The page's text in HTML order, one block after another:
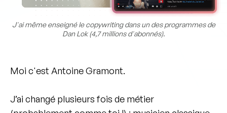
J'ai même enseigné le copywriting dans un des programmes de
Dan Lok (4,7 millions d'abonnés).
Moi c'est Antoine Gramont.
J’ai changé plusieurs fois de métier